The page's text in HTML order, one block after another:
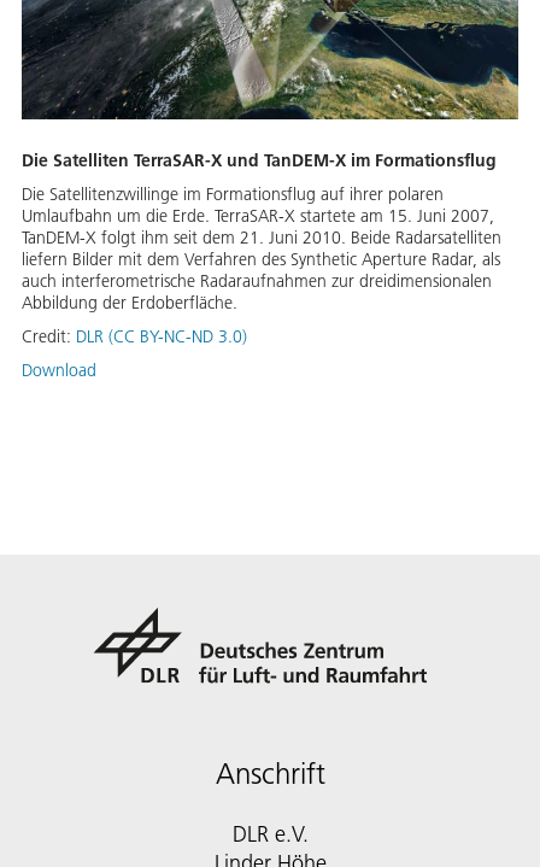
Die Satelliten TerraSAR-X und TanDEM-X im Formationsflug
Die Satellitenzwillinge im Formationsflug auf ihrer polaren
Umlaufbahn um die Erde. TerraSAR-X startete am 15. Juni 2007,
TanDEM-X folgt ihm seit dem 21. Juni 2010. Beide Radarsatelliten
liefern Bilder mit dem Verfahren des Synthetic Aperture Radar, als
auch interferometrische Radaraufnahmen zur dreidimensionalen
Abbildung der Erdoberfläche.
Credit: DLR (CC BY-NC-ND 3.0)
Download
Anschrift
DLR e.V.